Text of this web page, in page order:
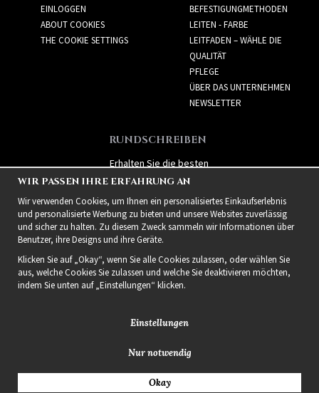
EINLOGGEN
ABOUT COOKIES
THE COOKIE SETTINGS
BEFESTIGUNGMETHODEN
LEITEN - FARBE
LEITFADEN – WÄHLE DIE
QUALITÄT
PFLEGE
ÜBER DAS UNTERNEHMEN
NEWSLETTER
RUNDSCHREIBEN
Erhalten Sie die besten
Angebote und spannende
neue Produkte!
2021 Delightful Hair
WIR PASSEN IHRE ERFAHRUNG AN
Wir verwenden Cookies, um Ihnen ein personalisiertes Einkaufserlebnis
und personalisierte Werbung zu bieten und unsere Websites zuverlässig
und sicher zu halten. Zu diesem Zweck sammeln wir Informationen über
Benutzer, ihre Designs und ihre Geräte.
Klicken Sie auf „Okay“, wenn Sie alle Cookies zulassen, oder wählen Sie
aus, welche Cookies Sie zulassen und welche Sie deaktivieren möchten,
indem Sie unten auf „Einstellungen“ klicken.
Einstellungen
Nur notwendig
Okay